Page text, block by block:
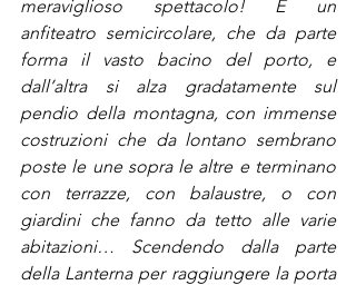
meraviglioso spettacolo! È un
anfiteatro semicircolare, che da parte
forma il vasto bacino del porto, e
dall’altra si alza gradatamente sul
pendio della montagna, con immense
costruzioni che da lontano sembrano
poste le une sopra le altre e terminano
con terrazze, con balaustre, o con
giardini che fanno da tetto alle varie
abitazioni… Scendendo dalla parte
della Lanterna per raggiungere la porta